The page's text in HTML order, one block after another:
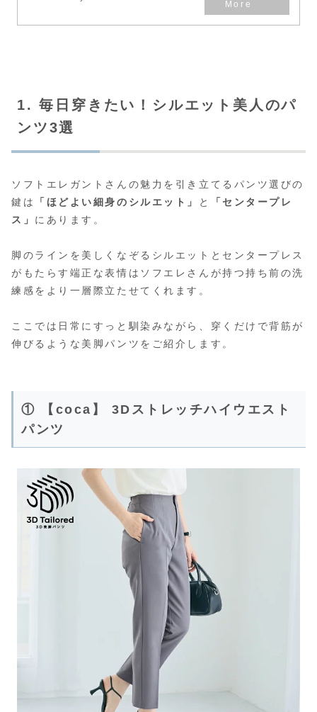
1. 毎日穿きたい！シルエット美人のパ
ンツ3選
ソフトエレガントさんの魅力を引き立てるパンツ選びの
鍵は
「ほどよい細身のシルエット」 と
「センタープレ
ス」 にあります。
脚のラインを美しくなぞるシルエットとセンタープレス
がもたらす端正な表情はソフエレさんが持つ持ち前の洗
練感をより一層際立たせてくれます。
ここでは日常にすっと馴染みながら、穿くだけで背筋が
伸びるような美脚パンツをご紹介します。
① 【coca】 3Dストレッチハイウエスト
パンツ